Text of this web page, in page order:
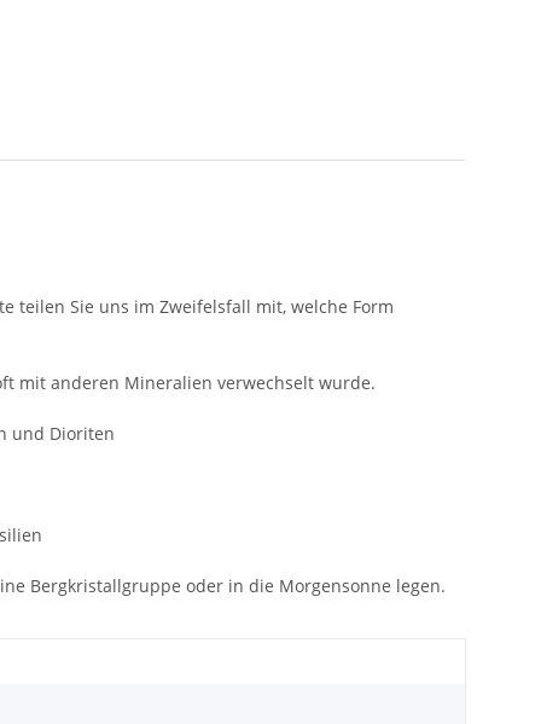
teilen Sie uns im Zweifelsfall mit, welche Form
mit anderen Mineralien verwechselt wurde.
und Dioriten
Bergkristallgruppe oder in die Morgensonne legen.